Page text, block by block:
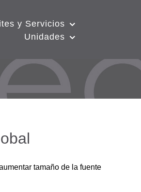
y Servicios
Unidades
tamaño de la fuente